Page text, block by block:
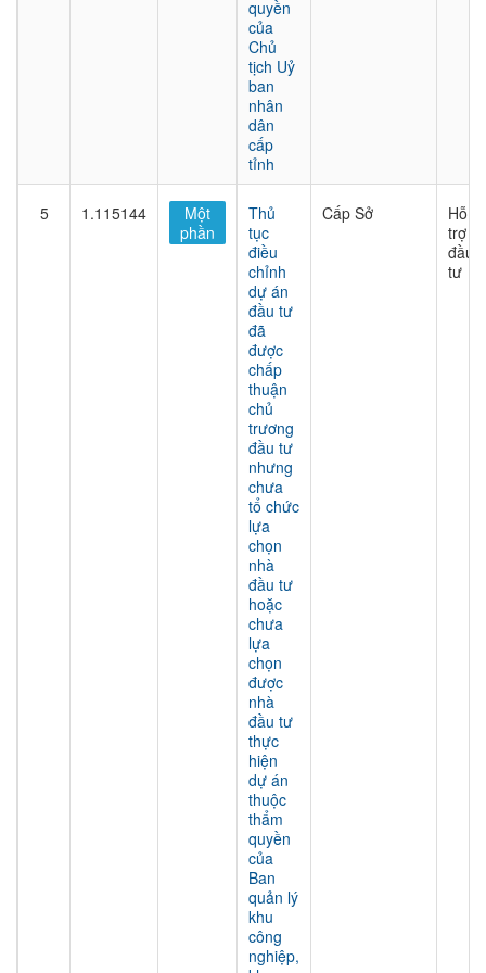
quyền
của
Chủ
tịch Uỷ
ban
nhân
dân
cấp
tỉnh
5 1.115144
Một
phần
Thủ
tục
điều
chỉnh
dự án
đầu tư
đã
được
chấp
thuận
chủ
trương
đầu tư
nhưng
chưa
tổ chức
lựa
chọn
nhà
đầu tư
hoặc
chưa
lựa
chọn
được
nhà
đầu tư
thực
hiện
dự án
thuộc
thẩm
quyền
của
Ban
quản lý
khu
công
nghiệp,
Cấp Sở
Hỗ
trợ
đầu
tư